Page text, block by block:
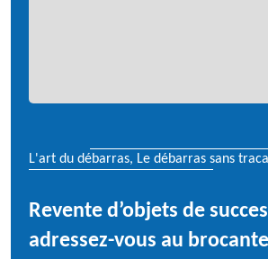
L'art du débarras, Le débarras sans
Revente d’objets de
adressez-vous au